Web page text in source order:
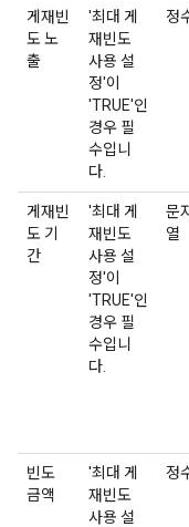
게재빈
도 노
출
'최대 게
재빈도
사용 설
정'이
'TRUE'인
경우 필
수입니
다.
정
게재빈
도 기
간
'최대 게
재빈도
사용 설
정'이
'TRUE'인
경우 필
수입니
다.
문
열
빈도
금액
'최대 게
재빈도
사용 설
정